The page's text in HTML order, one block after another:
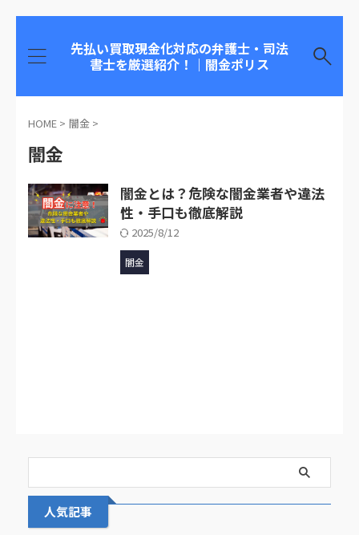
先払い買取現金化対応の弁護士・司法
書士を厳選紹介！｜闇金ポリス
HOME > 闇金 >
闇金
闇金とは？危険な闇金業者や違法
性・手口も徹底解説
2025/8/12
闇金
人気記事